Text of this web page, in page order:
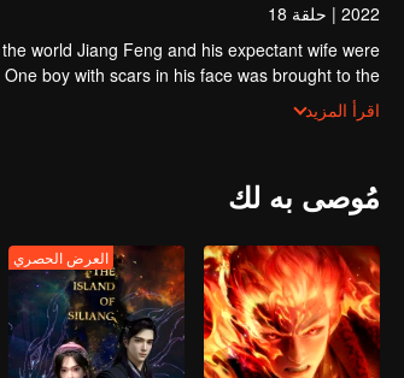
2022
| حلقة 18
world Jiang Feng and his expectant wife were
area in the Martial arts World, Palace Yihua.
in the Villains' Valley and wanted to be the first
spirit of defending traditional moral principles.
اقرأ المزيد
مُوصى به لك
العرض الحصري